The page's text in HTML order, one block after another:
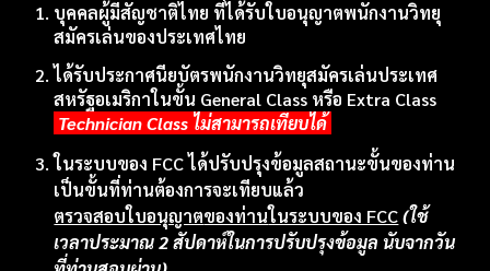
บุคคลผู้มีสัญชาติไทย ที่ได้รับใบอนุญาตพนักงานวิทยุ
สมัครเล่นของประเทศไทย
ได้รับประกาศนียบัตรพนักงานวิทยุสมัครเล่นประเทศ
สหรัฐอเมริกาในขั้น General Class หรือ Extra Class
Technician Class ไม่สามารถเทียบได้
ในระบบของ FCC ได้ปรับปรุงข้อมูลสถานะขั้นของท่าน
เป็นขั้นที่ท่านต้องการจะเทียบแล้ว
ตรวจสอบใบอนุญาตของท่านในระบบของ FCC (ใช้
เวลาประมาณ 2 สัปดาห์ในการปรับปรุงข้อมูล นับจากวัน